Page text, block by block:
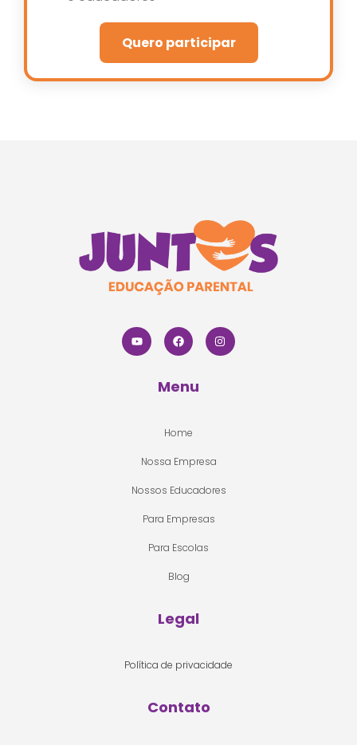
Quero participar
Menu
Home
Nossa Empresa
Nossos Educadores
Para Empresas
Para Escolas
Blog
Legal
Política de privacidade
Contato